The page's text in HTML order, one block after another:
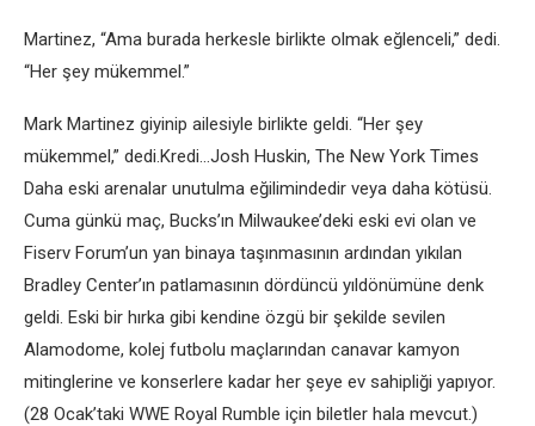
Martinez, “Ama burada herkesle birlikte olmak eğlenceli,” dedi.
“Her şey mükemmel.”
Mark Martinez giyinip ailesiyle birlikte geldi. “Her şey
mükemmel,” dedi.Kredi…Josh Huskin, The New York Times
Daha eski arenalar unutulma eğilimindedir veya daha kötüsü.
Cuma günkü maç, Bucks’ın Milwaukee’deki eski evi olan ve
Fiserv Forum’un yan binaya taşınmasının ardından yıkılan
Bradley Center’ın patlamasının dördüncü yıldönümüne denk
geldi. Eski bir hırka gibi kendine özgü bir şekilde sevilen
Alamodome, kolej futbolu maçlarından canavar kamyon
mitinglerine ve konserlere kadar her şeye ev sahipliği yapıyor.
(28 Ocak’taki WWE Royal Rumble için biletler hala mevcut.)